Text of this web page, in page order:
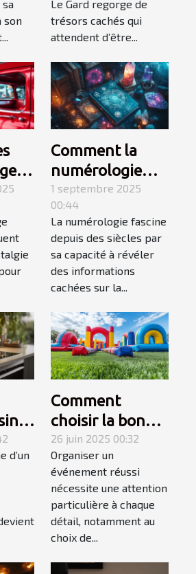
son
Le Gard regorge de
trésors cachés qui
attendent d’être...
Comment la
numérologie
influence-t-elle
votre chemin de
vie ?
1 septembre 2025
00:44
La numérologie fascine
depuis des siècles par
sa capacité à révéler
des informations
cachées sur la...
d’un
Comment
choisir la bonne
structure
gonflable pour
votre
événement ?
26 juin 2025 00:32
Organiser un
événement réussi
nécessite une attention
particulière à chaque
détail, notamment au
choix de...